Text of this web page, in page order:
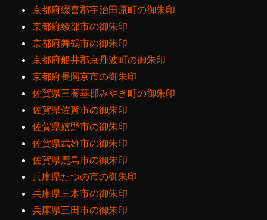
京都府綴喜郡宇治田原町の御朱印
京都府綾部市の御朱印
京都府舞鶴市の御朱印
京都府船井郡京丹波町の御朱印
京都府長岡京市の御朱印
佐賀県三養基郡みやき町の御朱印
佐賀県佐賀市の御朱印
佐賀県嬉野市の御朱印
佐賀県武雄市の御朱印
佐賀県鹿島市の御朱印
兵庫県たつの市の御朱印
兵庫県三木市の御朱印
兵庫県三田市の御朱印